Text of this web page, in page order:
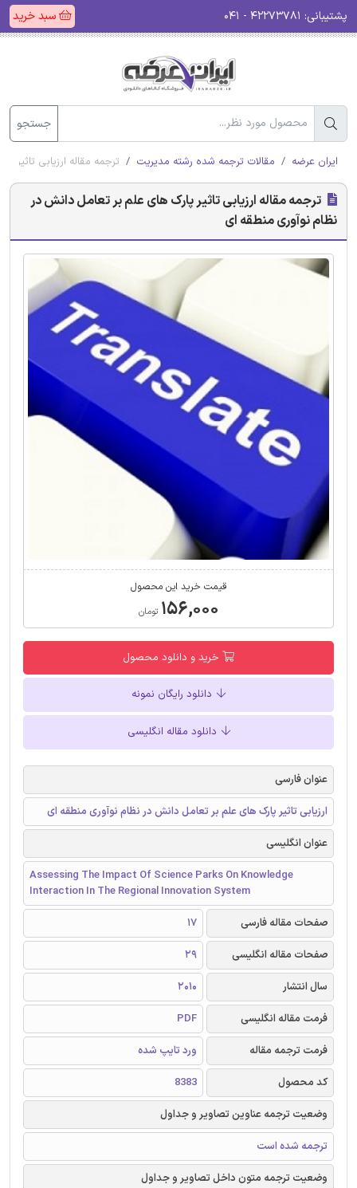
پشتیبانی: سبد خرید
جستجو
ایران عرضه مقالات ترجمه شده رشته مدیریت ترجمه مقاله ارزیابی
ترجمه مقاله ارزیابی تاثیر پارک های علم بر تعامل دانش در
نظام نوآوری منطقه ای
قیمت خرید این محصول
۱۵۶,۰۰۰ تومان
خرید و دانلود محصول
دانلود رایگان نمونه
دانلود مقاله انگلیسی
عنوان فارسی
ارزیابی تاثیر پارک های علم بر تعامل دانش در نظام نوآوری منطقه ای
عنوان انگلیسی
Assessing The Impact Of Science Parks On Knowledge
Interaction In The Regional Innovation System
صفحات مقاله فارسی
17
صفحات مقاله انگلیسی
29
سال انتشار
2010
فرمت مقاله انگلیسی
PDF
فرمت ترجمه مقاله
ورد تایپ شده
کد محصول
8383
وضعیت ترجمه عناوین تصاویر و جداول
ترجمه شده است
وضعیت ترجمه متون داخل تصاویر و جداول